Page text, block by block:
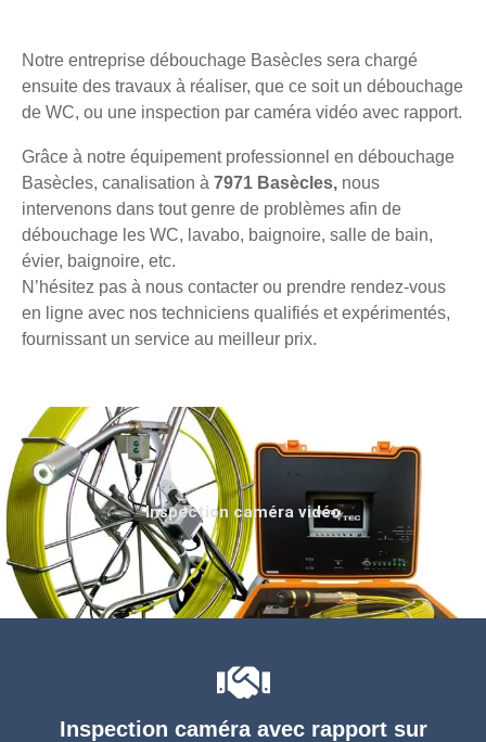
Notre entreprise débouchage Basècles sera chargé
ensuite des travaux à réaliser, que ce soit un débouchage
de WC, ou une inspection par caméra vidéo avec rapport.
Grâce à notre équipement professionnel en débouchage
Basècles, canalisation à 7971 Basècles, nous
intervenons dans tout genre de problèmes afin de
débouchage les WC, lavabo, baignoire, salle de bain,
évier, baignoire, etc.
N’hésitez pas à nous contacter ou prendre rendez-vous
en ligne avec nos techniciens qualifiés et expérimentés,
fournissant un service au meilleur prix.
Inspection caméra avec rapport sur
Inspection caméra vidéo